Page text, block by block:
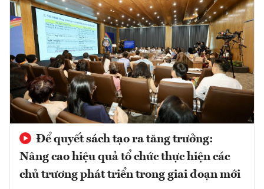
Để quyết sách tạo ra tăng trưởng:
Nâng cao hiệu quả tổ chức thực hiện các
chủ trương phát triển trong giai đoạn mới